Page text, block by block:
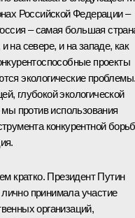
Российской Федерации –
– самая большая
на севере, и на западе, как
проекты
экологические
глубокой экологической
против использования
конкурентной
кратко. Президент Путин
лично принимала участие
организаций,